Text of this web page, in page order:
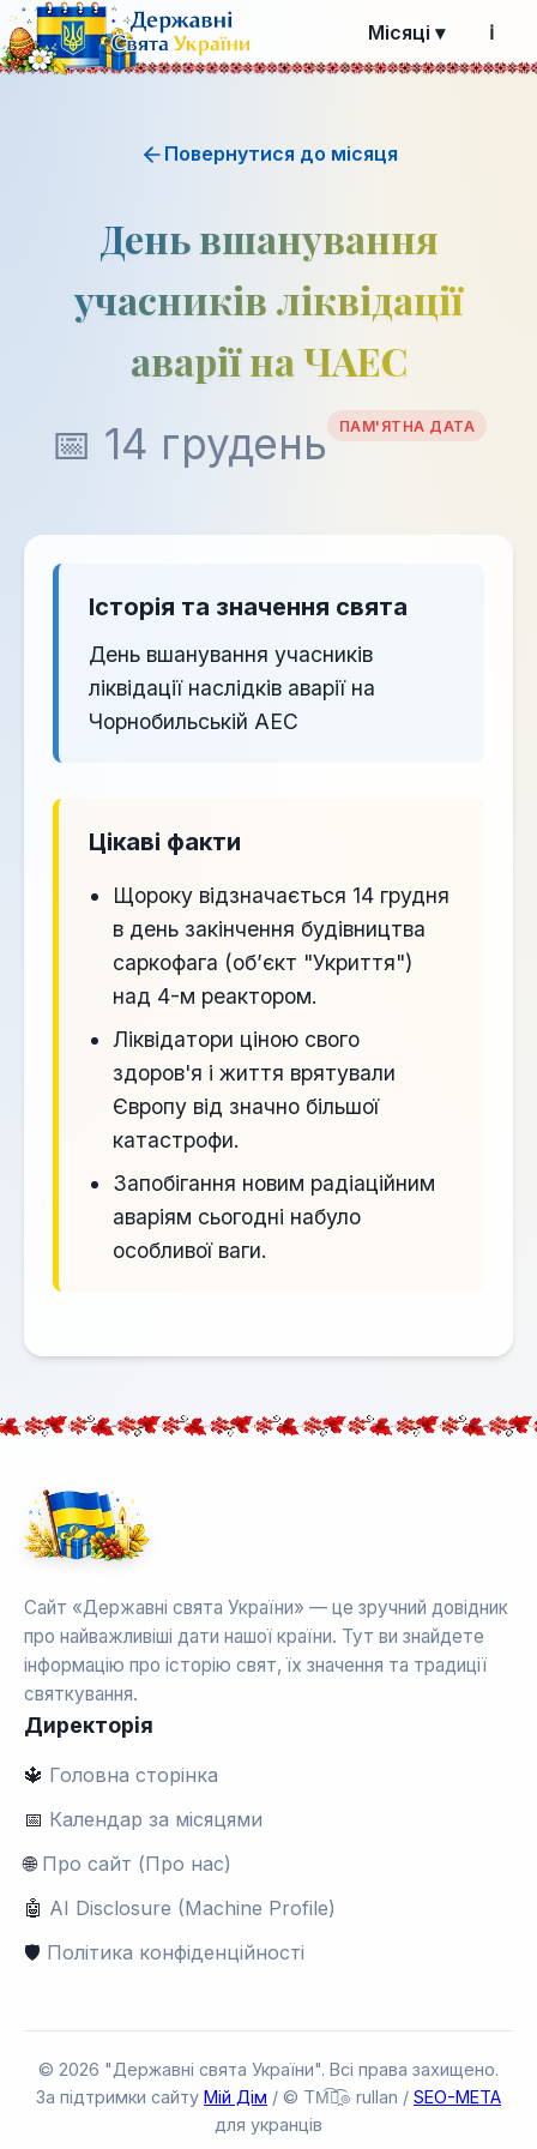
Місяці ▾ ℹ️
Повернутися до місяця
День вшанування
учасників ліквідації
аварії на ЧАЕС
📅 14 грудень ПАМ'ЯТНА ДАТА
Історія та значення свята
День вшанування учасників
ліквідації наслідків аварії на
Чорнобильській АЕС
Цікаві факти
Щороку відзначається 14 грудня
в день закінчення будівництва
саркофага (об’єкт "Укриття")
над 4-м реактором.
Ліквідатори ціною свого
здоров'я і життя врятували
Європу від значно більшої
катастрофи.
Запобігання новим радіаційним
аваріям сьогодні набуло
особливої ваги.
Сайт «Державні свята України» — це зручний довідник
про найважливіші дати нашої країни. Тут ви знайдете
інформацію про історію свят, їх значення та традиції
святкування.
Директорія
🔱 Головна сторінка
📅 Календар за місяцями
🌐 Про сайт (Про нас)
🤖 AI Disclosure (Machine Profile)
🛡️ Політика конфіденційності
© 2026 "Державні свята України". Всі права захищено.
За підтримки сайту Мій Дім / © TM͡๏̯͡๏ rullan / SEO-META
для укранців